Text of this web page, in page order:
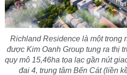
Richland Residence là một trong
được Kim Oanh Group tung ra thị
quy mô 15,46ha tọa lạc gần nút
đai 4, trung tâm Bến Cát (liền